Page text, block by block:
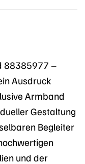
88385977 –
Ausdruck
Armband
Gestaltung
Begleiter
und der